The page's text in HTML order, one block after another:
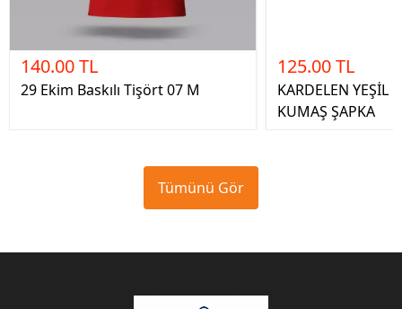
140.00 TL
29 Ekim Baskılı Tişört 07 M
125.00 TL
KARDELEN YEŞİL
KUMAŞ ŞAPKA
Tümünü Gör